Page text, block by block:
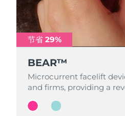
节省 29%
BEAR™
Microcurrent facelift
and firms, providing a
节省 29%
BEAR™
Microcurrent facelift
and firms, providing a
LUNA™ 护肤
Premium
LUNA™ 设备
All facial
Rejuvenation &
UFO™ 设备
All deep facial
issa™
Dual LED +
ISSA™ 设备
All silicone
FAQ™ 103
Luxurious
FAQ™ P1
Manuka honey
FAQ™ 211
Anti-aging neck
FAQ™ 221
Anti-aging LED
FAQ™ Scalp
Scalp recovery
FAQ™护肤品
All FAQ™
FAQ™ 502
Full-Spectrum
FAQ™ Red
保健品
专业治疗
脱毛
捷克
丹麦
芬兰
法国